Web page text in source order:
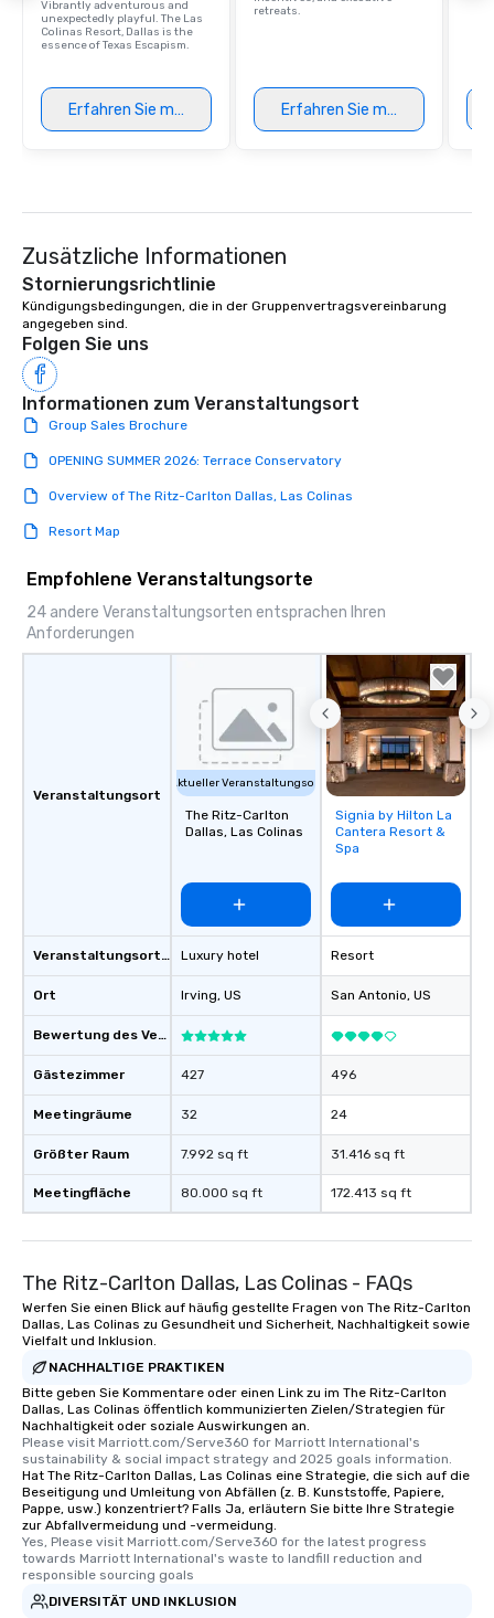
Vibrantly adventurous and
unexpectedly playful. The Las
Colinas Resort, Dallas is the
essence of Texas Escapism.
Erfahren Sie mehr
retreats.
Erfahren Sie mehr
Zusätzliche Informationen
Stornierungsrichtlinie
Kündigungsbedingungen, die in der Gruppenvertragsvereinbarung
angegeben sind.
Folgen Sie uns
Informationen zum Veranstaltungsort
Group Sales Brochure
OPENING SUMMER 2026: Terrace Conservatory
Overview of The Ritz-Carlton Dallas, Las Colinas
Resort Map
Empfohlene Veranstaltungsorte
24 andere Veranstaltungsorten entsprachen Ihren
Anforderungen
Veranstaltungsort
Veranstaltungsortstyp
Ort
Bewertung des Veranstaltungsortes
Gästezimmer
Meetingräume
Größter Raum
Meetingfläche
Aktueller Veranstaltungsort
The Ritz-Carlton
Dallas, Las Colinas
Luxury hotel
Irving, US
427
32
7.992 sq ft
80.000 sq ft
Removed from
favorites
Signia by Hilton La
Cantera Resort &
Spa
Resort
San Antonio, US
496
24
31.416 sq ft
172.413 sq ft
The Ritz-Carlton Dallas, Las Colinas - FAQs
Werfen Sie einen Blick auf häufig gestellte Fragen von The Ritz-Carlton
Dallas, Las Colinas zu Gesundheit und Sicherheit, Nachhaltigkeit sowie
Vielfalt und Inklusion.
NACHHALTIGE PRAKTIKEN
Bitte geben Sie Kommentare oder einen Link zu im The Ritz-Carlton
Dallas, Las Colinas öffentlich kommunizierten Zielen/Strategien für
Nachhaltigkeit oder soziale Auswirkungen an.
Please visit Marriott.com/Serve360 for Marriott International's
sustainability & social impact strategy and 2025 goals information.
Hat The Ritz-Carlton Dallas, Las Colinas eine Strategie, die sich auf die
Beseitigung und Umleitung von Abfällen (z. B. Kunststoffe, Papiere,
Pappe, usw.) konzentriert? Falls Ja, erläutern Sie bitte Ihre Strategie
zur Abfallvermeidung und -vermeidung.
Yes, Please visit Marriott.com/Serve360 for the latest progress
towards Marriott International's waste to landfill reduction and
responsible sourcing goals
DIVERSITÄT UND INKLUSION